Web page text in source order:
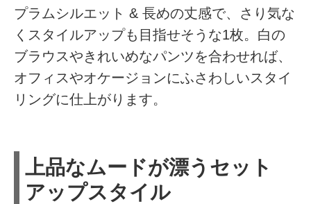
プラムシルエット & 長めの丈感で、さり気な
くスタイルアップも目指せそうな1枚。白の
ブラウスやきれいめなパンツを合わせれば、
オフィスやオケージョンにふさわしいスタイ
リングに仕上がります。
上品なムードが漂うセット
アップスタイル